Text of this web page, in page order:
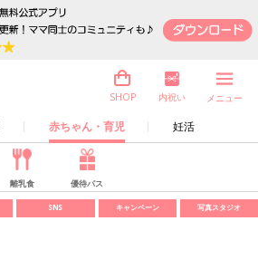
赤ちゃん・育児 妊活
SHOP 内祝い メニュー
離乳食 優待パス
SNS キャンペーン 写真スタジオ